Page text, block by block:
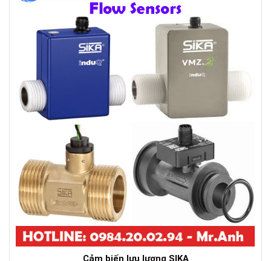
Cảm biến lưu lượng SIKA